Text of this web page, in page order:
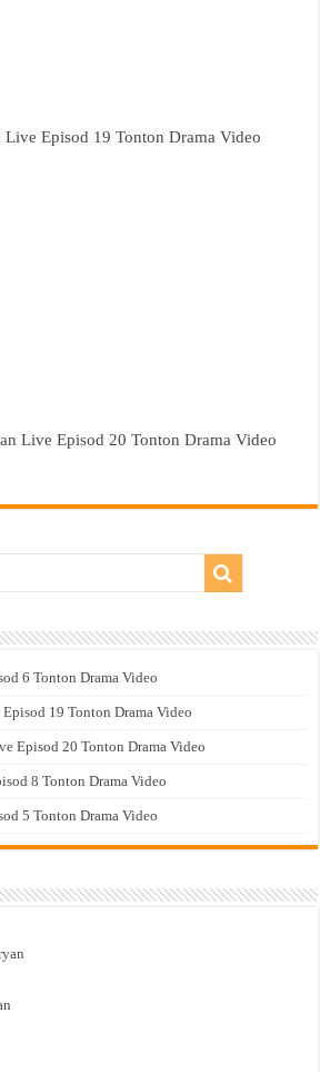
Live Episod 19 Tonton Drama Video
Live Episod 20 Tonton Drama Video
6 Tonton Drama Video
19 Tonton Drama Video
Episod 20 Tonton Drama Video
8 Tonton Drama Video
5 Tonton Drama Video